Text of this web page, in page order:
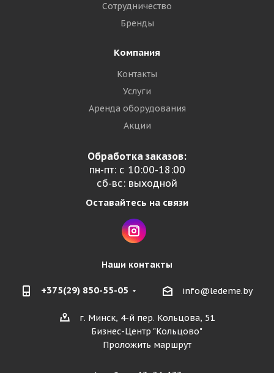
Сотрудничество
Бренды
Компания
Контакты
Услуги
Аренда оборудования
Акции
Обработка заказов:
пн-пт: с 10:00-18:00
сб-вс: выходной
Оставайтесь на связи
Наши контакты
+375(29) 850-55-05 info@ledeme.by
г. Минск, 4-й пер. Кольцова, 51
Бизнес-Центр "Кольцово"
Проложить маршрут